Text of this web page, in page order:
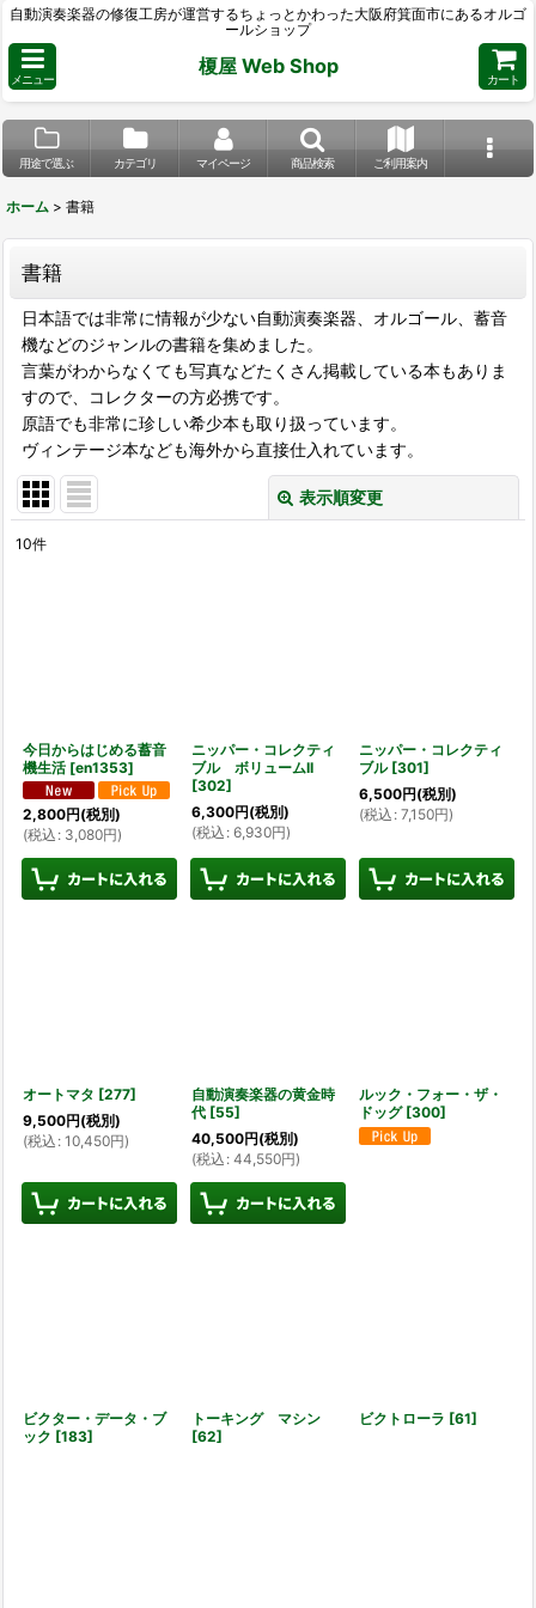
自動演奏楽器の修復工房が運営するちょっとかわった大阪府箕面市にあるオルゴ
ールショップ
メニュー
榎屋 Web Shop
カート
用途で選ぶ カテゴリ マイページ 商品検索 ご利用案内
ホーム > 書籍
書籍
日本語では非常に情報が少ない自動演奏楽器、オルゴール、蓄音
機などのジャンルの書籍を集めました。
言葉がわからなくても写真などたくさん掲載している本もありま
すので、コレクターの方必携です。
原語でも非常に珍しい希少本も取り扱っています。
ヴィンテージ本なども海外から直接仕入れています。
表示順変更
10件
今日からはじめる蓄音
機生活 [en1353]
2,800円(税別)
(税込 : 3,080円)
ニッパー・コレクティ
ブル ボリュームII
[302]
6,300円(税別)
(税込 : 6,930円)
ニッパー・コレクティ
ブル [301]
6,500円(税別)
(税込 : 7,150円)
オートマタ [277]
9,500円(税別)
(税込 : 10,450円)
自動演奏楽器の黄金時
代 [55]
40,500円(税別)
(税込 : 44,550円)
ルック・フォー・ザ・
ドッグ [300]
ビクター・データ・ブ
ック [183]
トーキング マシン
[62]
ビクトローラ [61]